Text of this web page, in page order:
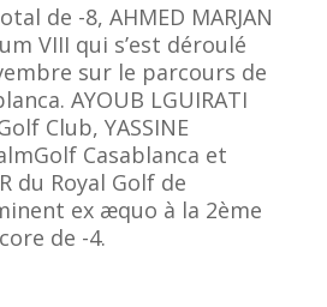
de -8, AHMED MARJAN
VIII qui s’est déroulé
sur le parcours de
AYOUB LGUIRATI
Club, YASSINE
Casablanca et
du Royal Golf de
ex æquo à la 2ème
de -4.